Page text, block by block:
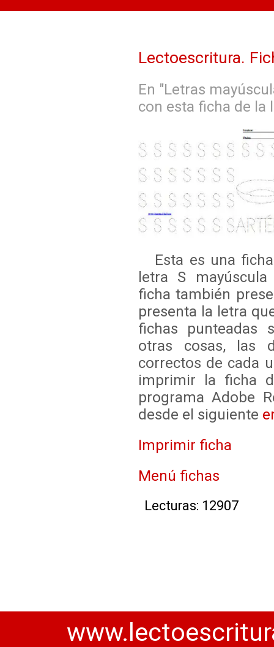
Lectoescritura.
En "Letras
con esta ficha de la
Esta es una
letra S
ficha también
presenta la letra
fichas punteadas
otras cosas, las
correctos de cada
imprimir la ficha
programa Adobe
desde el siguiente
Imprimir ficha
Menú fichas
Lecturas: 12907